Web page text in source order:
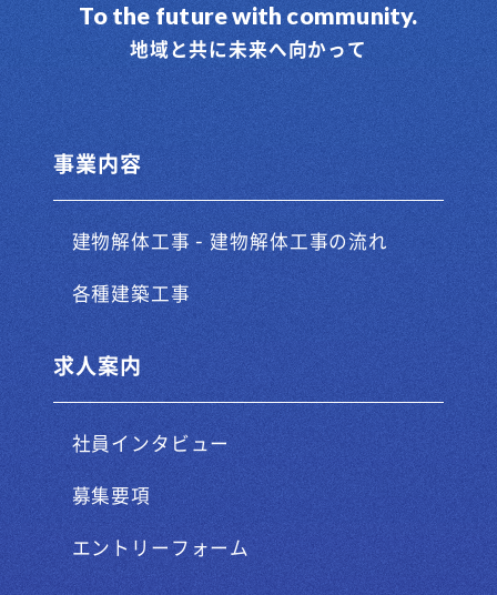
To the future with community.
地域と共に未来へ向かって
事業内容
建物解体工事-建物解体工事の流れ
各種建築工事
求人案内
社員インタビュー
募集要項
エントリーフォーム